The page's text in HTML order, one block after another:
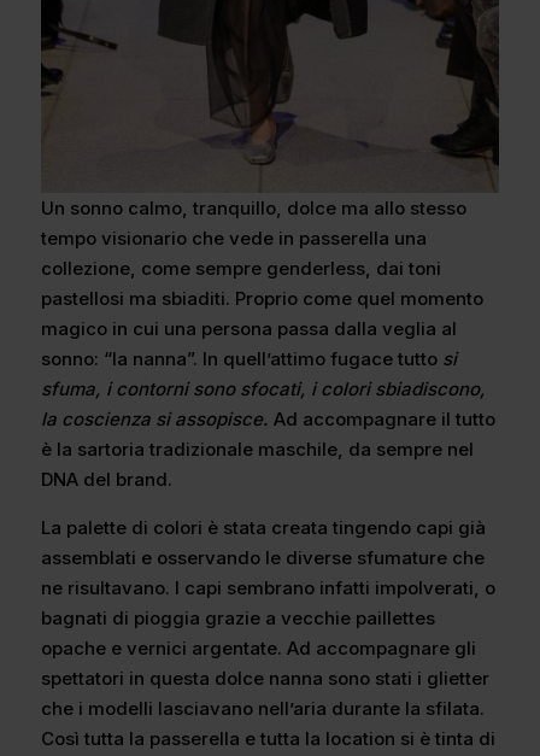
Un sonno calmo, tranquillo, dolce ma allo stesso
tempo visionario che vede in passerella una
collezione, come sempre genderless, dai toni
pastellosi ma sbiaditi. Proprio come quel momento
magico in cui una persona passa dalla veglia al
sonno: “la nanna”. In quell’attimo fugace tutto si
sfuma, i contorni sono sfocati, i colori sbiadiscono,
la coscienza si assopisce. Ad accompagnare il tutto
è la sartoria tradizionale maschile, da sempre nel
DNA del brand.
La palette di colori è stata creata tingendo capi già
assemblati e osservando le diverse sfumature che
ne risultavano. I capi sembrano infatti impolverati, o
bagnati di pioggia grazie a vecchie paillettes
opache e vernici argentate. Ad accompagnare gli
spettatori in questa dolce nanna sono stati i glietter
che i modelli lasciavano nell’aria durante la sfilata.
Così tutta la passerella e tutta la location si è tinta di